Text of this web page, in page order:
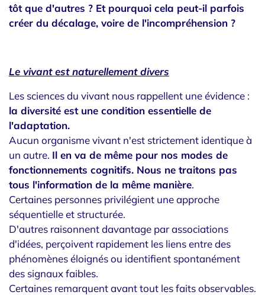
tôt que d'autres ? Et pourquoi cela peut-il parfois
créer du décalage, voire de l'incompréhension ?
Le vivant est naturellement divers
Les sciences du vivant nous rappellent une évidence :
la diversité est une condition essentielle de
l'adaptation.
Aucun organisme vivant n'est strictement identique à
un autre. Il en va de même pour nos modes de
fonctionnements cognitifs. Nous ne traitons pas
tous l'information de la même manière.
Certaines personnes privilégient une approche
séquentielle et structurée.
D'autres raisonnent davantage par associations
d'idées, perçoivent rapidement les liens entre des
phénomènes éloignés ou identifient spontanément
des signaux faibles.
Certaines remarquent avant tout les faits observables.